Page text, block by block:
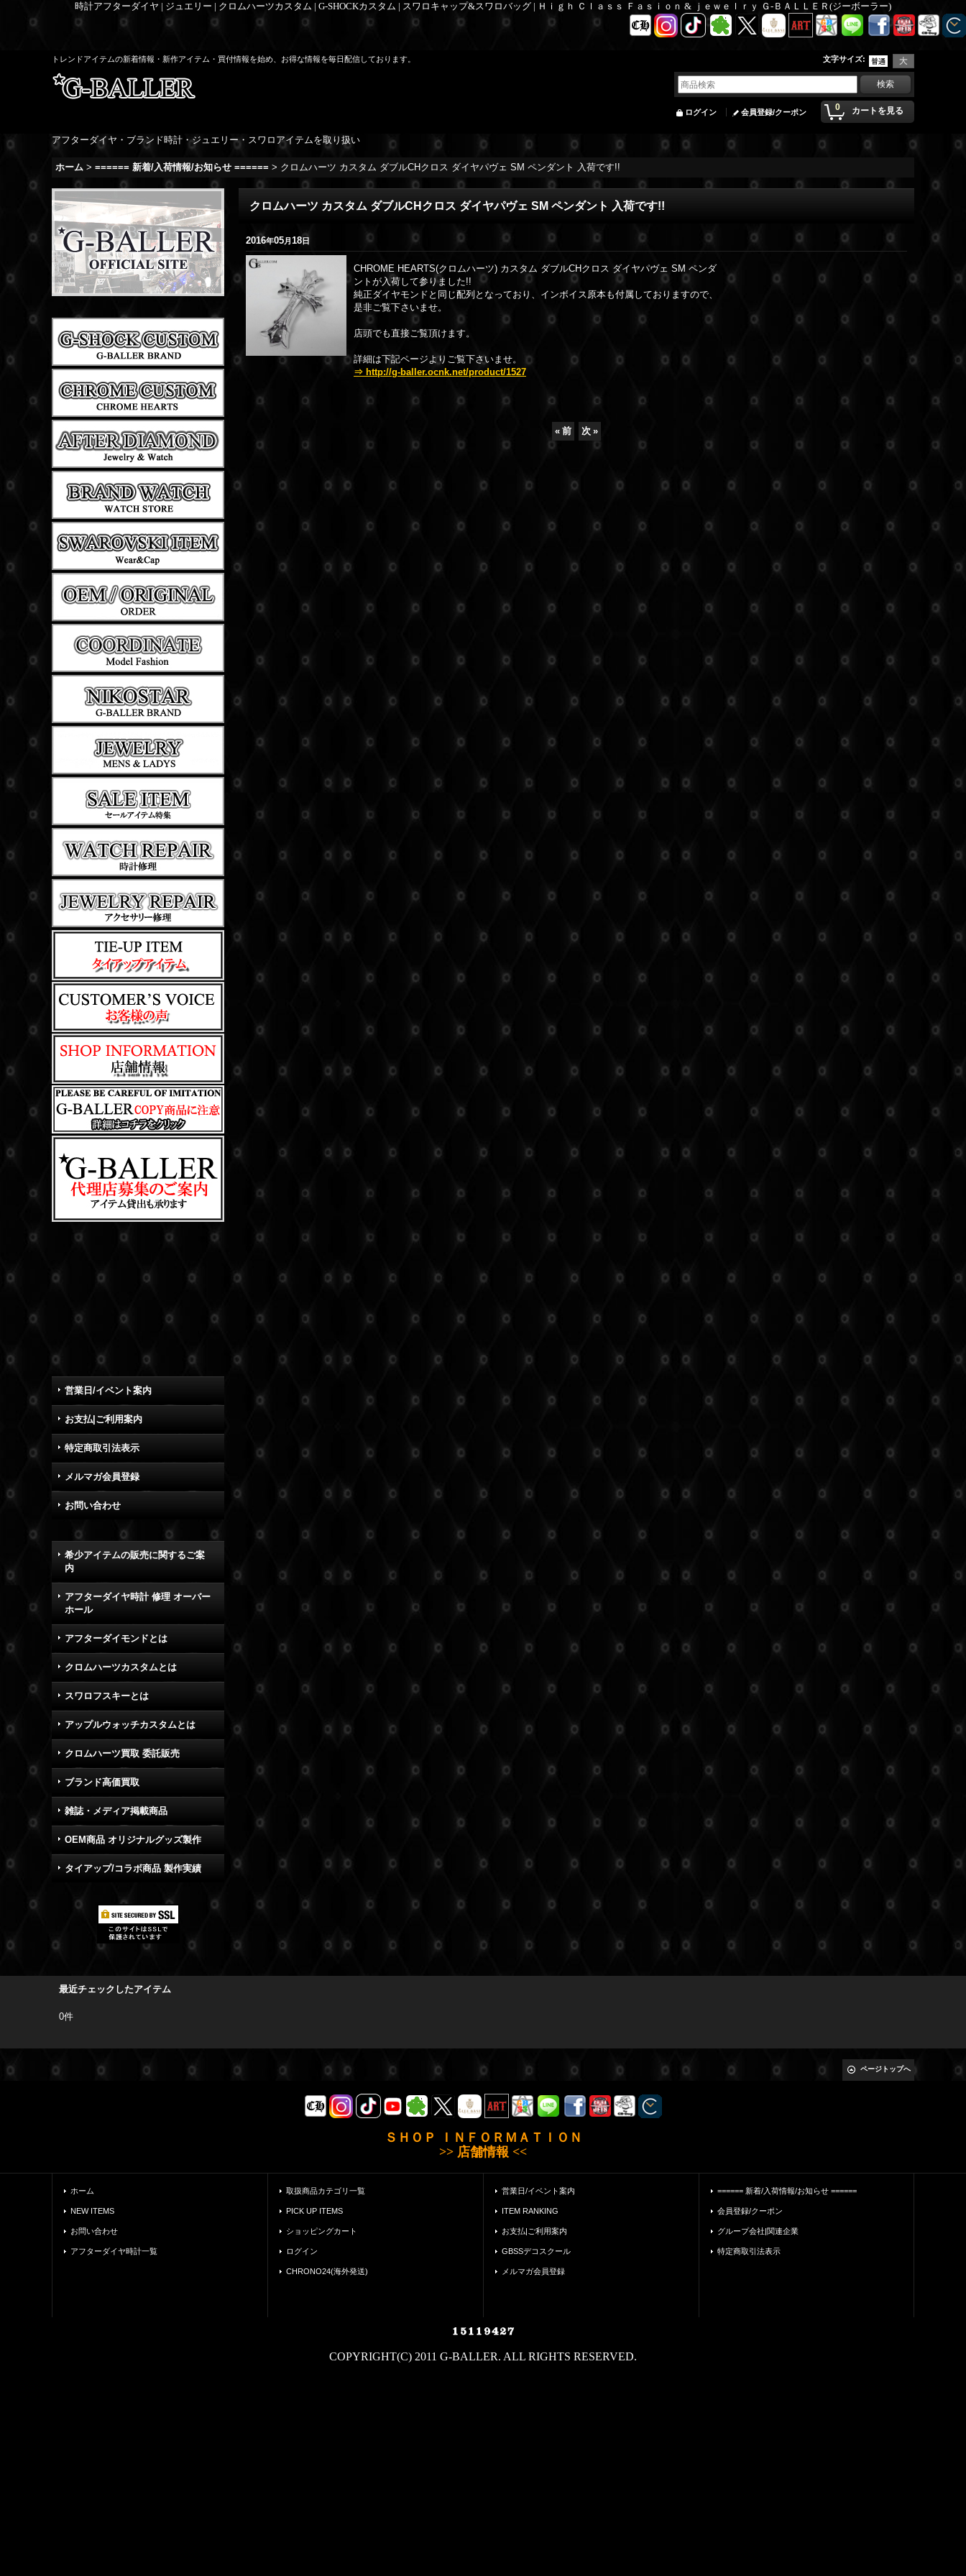
時計アフターダイヤ | ジュエリー | クロムハーツカスタム | G-SHOCKカスタム | スワロキャップ&スワロバッグ | Ｈｉｇｈ Ｃｌａｓｓ Ｆａｓｉｏｎ & ｊｅｗｅｌｒｙ Ｇ-ＢＡＬＬＥＲ(ジーボーラー)
トレンドアイテムの新着情報・新作アイテム・買付情報を始め、お得な情報を毎日配信しております。 文字サイズ:
0 カートを見る
ログイン 会員登録/クーポン
アフターダイヤ・ブランド時計・ジュエリー・スワロアイテムを取り扱い
ホーム > ====== 新着/入荷情報/お知らせ ====== > クロムハーツ カスタム ダブルCHクロス ダイヤパヴェ SM ペンダント 入荷です!!
営業日/イベント案内
お支払|ご利用案内
特定商取引法表示
メルマガ会員登録
お問い合わせ
希少アイテムの販売に関するご案
内
アフターダイヤ時計 修理 オーバー
ホール
アフターダイモンドとは
クロムハーツカスタムとは
スワロフスキーとは
アップルウォッチカスタムとは
クロムハーツ買取 委託販売
ブランド高価買取
雑誌・メディア掲載商品
OEM商品 オリジナルグッズ製作
タイアップ/コラボ商品 製作実績
クロムハーツ カスタム ダブルCHクロス ダイヤパヴェ SM ペンダント 入荷です!!
2016年05月18日
CHROME HEARTS(クロムハーツ) カスタム ダブルCHクロス ダイヤパヴェ SM ペンダ
ントが入荷して参りました!!
純正ダイヤモンドと同じ配列となっており、インボイス原本も付属しておりますので、
是非ご覧下さいませ。
店頭でも直接ご覧頂けます。
詳細は下記ページよりご覧下さいませ。
⇒ http://g-baller.ocnk.net/product/1527
« 前 次 »
最近チェックしたアイテム
0件
ページトップへ
ＳＨＯＰ ＩＮＦＯＲＭＡＴＩＯＮ
>> 店舗情報 <<
ホーム
NEW ITEMS
お問い合わせ
アフターダイヤ時計一覧
取扱商品カテゴリ一覧
PICK UP ITEMS
ショッピングカート
ログイン
CHRONO24(海外発送)
営業日/イベント案内
ITEM RANKING
お支払|ご利用案内
GBSSデコスクール
メルマガ会員登録
====== 新着/入荷情報/お知らせ ======
会員登録/クーポン
グループ会社|関連企業
特定商取引法表示
COPYRIGHT(C) 2011 G-BALLER. ALL RIGHTS RESERVED.